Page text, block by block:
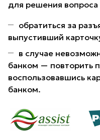
для решения
обратиться за
выпустивший
в случае
банком — повторить
воспользовавшись
банком.